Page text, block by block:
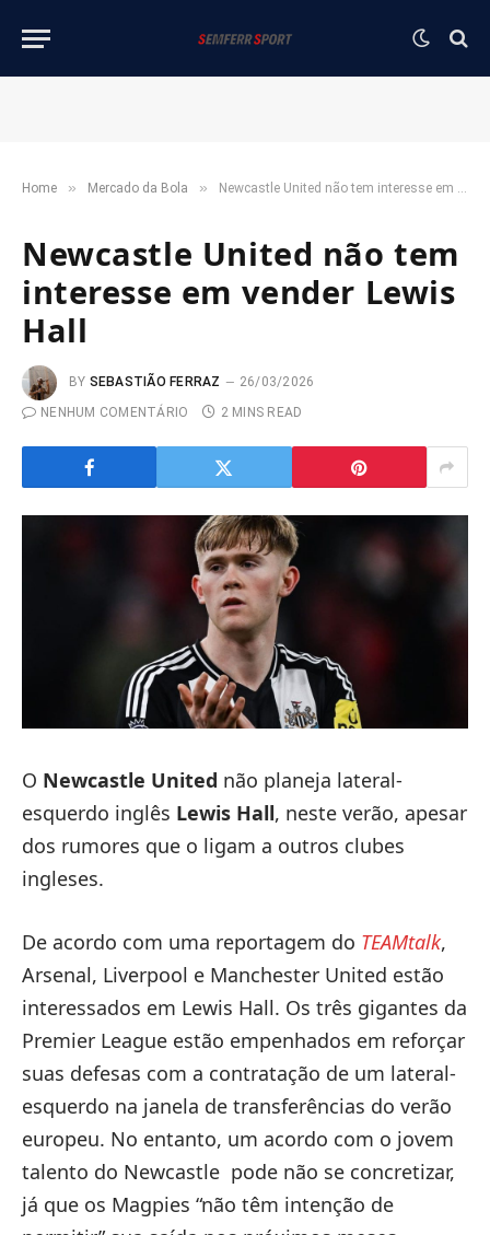
Home » Mercado da Bola » Newcastle United não tem interesse em vender Lewis Hall
Newcastle United não tem
interesse em vender Lewis
Hall
BY SEBASTIÃO FERRAZ
26/03/2026
NENHUM COMENTÁRIO
2 MINS READ
O Newcastle United não planeja lateral-
esquerdo inglês Lewis Hall, neste verão, apesar
dos rumores que o ligam a outros clubes
ingleses.
De acordo com uma reportagem do TEAMtalk,
Arsenal, Liverpool e Manchester United estão
interessados ​​em Lewis Hall. Os três gigantes da
Premier League estão empenhados em reforçar
suas defesas com a contratação de um lateral-
esquerdo na janela de transferências do verão
europeu. No entanto, um acordo com o jovem
talento do Newcastle pode não se concretizar,
já que os Magpies “não têm intenção de